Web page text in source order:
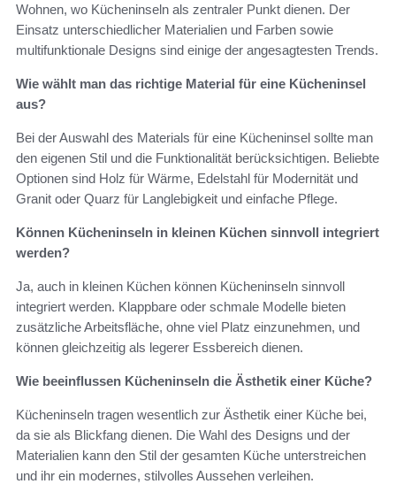
Wohnen, wo Kücheninseln als zentraler Punkt dienen. Der
Einsatz unterschiedlicher Materialien und Farben sowie
multifunktionale Designs sind einige der angesagtesten Trends.
Wie wählt man das richtige Material für eine Kücheninsel
aus?
Bei der Auswahl des Materials für eine Kücheninsel sollte man
den eigenen Stil und die Funktionalität berücksichtigen. Beliebte
Optionen sind Holz für Wärme, Edelstahl für Modernität und
Granit oder Quarz für Langlebigkeit und einfache Pflege.
Können Kücheninseln in kleinen Küchen sinnvoll integriert
werden?
Ja, auch in kleinen Küchen können Kücheninseln sinnvoll
integriert werden. Klappbare oder schmale Modelle bieten
zusätzliche Arbeitsfläche, ohne viel Platz einzunehmen, und
können gleichzeitig als legerer Essbereich dienen.
Wie beeinflussen Kücheninseln die Ästhetik einer Küche?
Kücheninseln tragen wesentlich zur Ästhetik einer Küche bei,
da sie als Blickfang dienen. Die Wahl des Designs und der
Materialien kann den Stil der gesamten Küche unterstreichen
und ihr ein modernes, stilvolles Aussehen verleihen.